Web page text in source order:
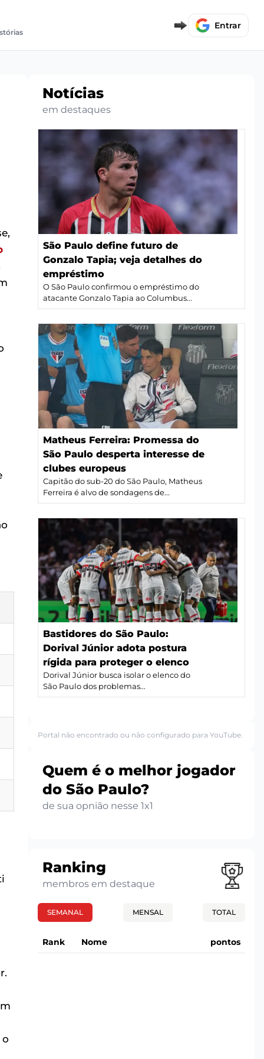
Entrar
Notícias
em destaques
São Paulo define futuro de
Gonzalo Tapia; veja detalhes do
empréstimo
O São Paulo confirmou o empréstimo do
atacante Gonzalo Tapia ao Columbus...
Matheus Ferreira: Promessa do
São Paulo desperta interesse de
clubes europeus
Capitão do sub-20 do São Paulo, Matheus
Ferreira é alvo de sondagens de...
Bastidores do São Paulo:
Dorival Júnior adota postura
rígida para proteger o elenco
Dorival Júnior busca isolar o elenco do
São Paulo dos problemas...
Portal não encontrado ou não configurado para YouTube.
Quem é o melhor jogador
do São Paulo?
de sua opnião nesse 1x1
Ranking
membros em destaque
SEMANAL MENSAL TOTAL
Rank Nome pontos